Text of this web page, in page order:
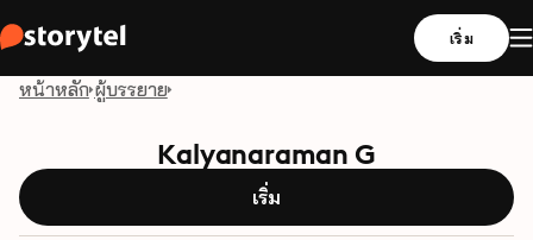
เริ่ม
หน้าหลัก ผู้บรรยาย
Kalyanaraman G
เริ่ม